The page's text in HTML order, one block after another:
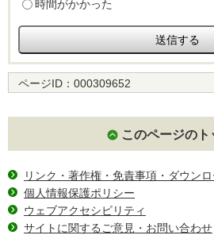
時間がかかった
ページID： 000309652
このページのト
リンク・著作権・免責事項・ダウンロ
個人情報保護ポリシー
ウェブアクセシビリティ
サイトに関するご意見・お問い合わせ